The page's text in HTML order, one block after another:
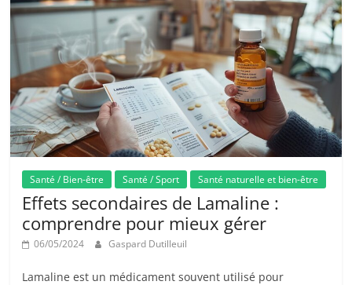
Santé / Bien-être Santé / Sport Santé naturelle et bien-être
Effets secondaires de Lamaline :
comprendre pour mieux gérer
06/05/2024 Gaspard Dutilleuil
Lamaline est un médicament souvent utilisé pour